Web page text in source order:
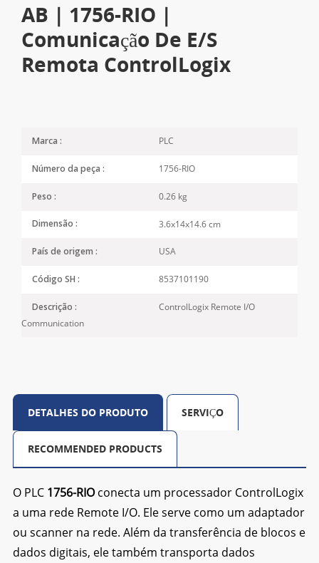
AB | 1756-RIO |
Comunicação De E/S
Remota ControlLogix
Marca : PLC
Número da peça : 1756-RIO
Peso : 0.26 kg
Dimensão : 3.6x14x14.6 cm
País de origem : USA
Código SH : 8537101190
Descrição :
ControlLogix Remote I/O
Communication
DETALHES DO PRODUTO SERVIÇO
RECOMMENDED PRODUCTS
O PLC 1756-RIOconecta um processador ControlLogix
a uma rede Remote I/O. Ele serve como um adaptador
ou scanner na rede. Além da transferência de blocos e
dados digitais, ele também transporta dados